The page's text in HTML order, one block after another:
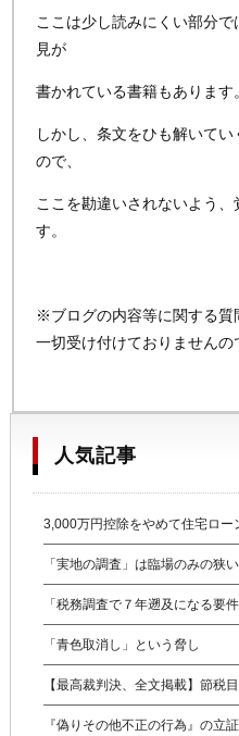
ここは少し読みにくい部分
見が
書かれている書籍もあります
しかし、条文をひも解いて
ので、
ここを勘違いされないよう
す。
※ブログの内容等に関する質
一切受け付けておりませんの
人気記事
3,000万円控除をやめて住宅ロー
「実地の調査」は臨場のみの狭
「税務調査で７年遡及になる要件
「青色取消し」という脅し
【最高裁判決、全文掲載】節税
『偽りその他不正の行為』の立